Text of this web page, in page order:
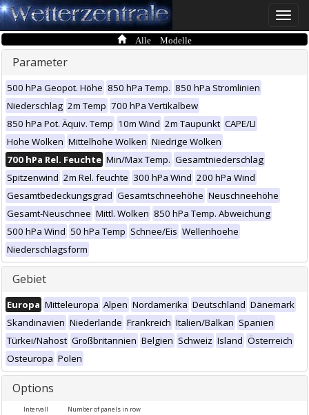
Toggle
Alle Modelle
Parameter
500 hPa Geopot. Höhe 850 hPa Temp. 850 hPa Stromlinien
Niederschlag 2m Temp 700 hPa Vertikalbew
850 hPa Pot. Äquiv. Temp 10m Wind 2m Taupunkt CAPE/LI
Hohe Wolken Mittelhohe Wolken Niedrige Wolken
700 hPa Rel. Feuchte Min/Max Temp. Gesamtniederschlag
Spitzenwind 2m Rel. feuchte 300 hPa Wind 200 hPa Wind
Gesamtbedeckungsgrad Gesamtschneehöhe Neuschneehöhe
Gesamt-Neuschnee Mittl. Wolken 850 hPa Temp. Abweichung
500 hPa Wind 50 hPa Temp Schnee/Eis Wellenhoehe
Niederschlagsform
Gebiet
Europa Mitteleuropa Alpen Nordamerika Deutschland Dänemark
Skandinavien Niederlande Frankreich Italien/Balkan Spanien
Türkei/Nahost Großbritannien Belgien Schweiz Island Österreich
Osteuropa Polen
Options
Intervall Number of panels in row